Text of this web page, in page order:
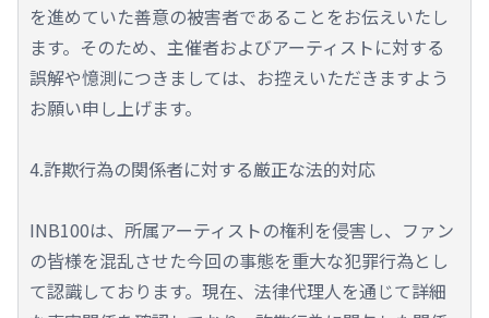
を進めていた善意の被害者であることをお伝えいたし
ます。そのため、主催者およびアーティストに対する
誤解や憶測につきましては、お控えいただきますよう
お願い申し上げます。
4.詐欺行為の関係者に対する厳正な法的対応
INB100は、所属アーティストの権利を侵害し、ファン
の皆様を混乱させた今回の事態を重大な犯罪行為とし
て認識しております。現在、法律代理人を通じて詳細